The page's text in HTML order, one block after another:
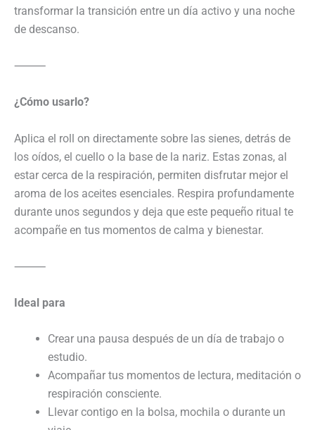
transformar la transición entre un día activo y una noche
de descanso.
⸻
¿Cómo usarlo?
Aplica el roll on directamente sobre las sienes, detrás de
los oídos, el cuello o la base de la nariz. Estas zonas, al
estar cerca de la respiración, permiten disfrutar mejor el
aroma de los aceites esenciales. Respira profundamente
durante unos segundos y deja que este pequeño ritual te
acompañe en tus momentos de calma y bienestar.
⸻
Ideal para
Crear una pausa después de un día de trabajo o
estudio.
Acompañar tus momentos de lectura, meditación o
respiración consciente.
Llevar contigo en la bolsa, mochila o durante un